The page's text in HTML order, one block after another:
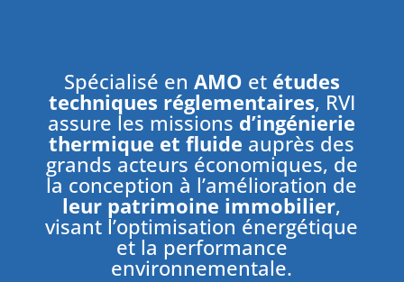
Spécialisé en AMO et études
techniques réglementaires, RVI
assure les missions d’ingénierie
thermique et fluide auprès des
grands acteurs économiques, de
la conception à l’amélioration de
leur patrimoine immobilier,
visant l’optimisation énergétique
et la performance
environnementale.